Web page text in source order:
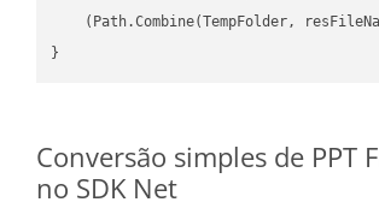
(Path.Combine(TempFolder,
Conversão simples de PPT
no SDK Net